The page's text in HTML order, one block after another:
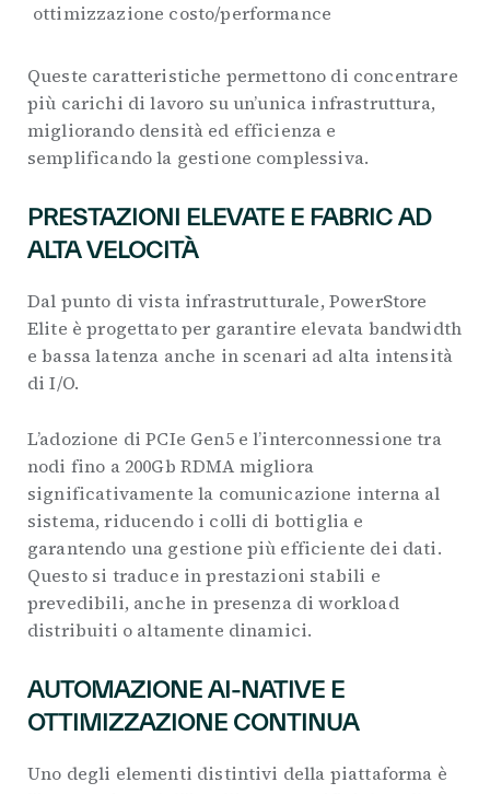
ottimizzazione costo/performance
Queste caratteristiche permettono di concentrare
più carichi di lavoro su un’unica infrastruttura,
migliorando densità ed efficienza e
semplificando la gestione complessiva.
PRESTAZIONI ELEVATE E FABRIC AD
ALTA VELOCITÀ
Dal punto di vista infrastrutturale, PowerStore
Elite è progettato per garantire elevata bandwidth
e bassa latenza anche in scenari ad alta intensità
di I/O.
L’adozione di PCIe Gen5 e l’interconnessione tra
nodi fino a 200Gb RDMA migliora
significativamente la comunicazione interna al
sistema, riducendo i colli di bottiglia e
garantendo una gestione più efficiente dei dati.
Questo si traduce in prestazioni stabili e
prevedibili, anche in presenza di workload
distribuiti o altamente dinamici.
AUTOMAZIONE AI-NATIVE E
OTTIMIZZAZIONE CONTINUA
Uno degli elementi distintivi della piattaforma è